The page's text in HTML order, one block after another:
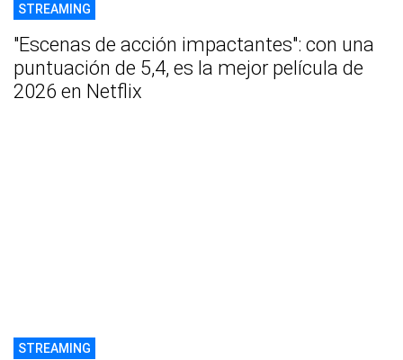
STREAMING
"Escenas de acción impactantes": con una
puntuación de 5,4, es la mejor película de
2026 en Netflix
STREAMING